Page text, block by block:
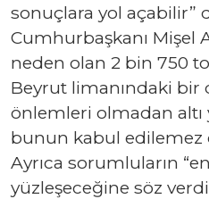
sonuçlara yol açabilir”
Cumhurbaşkanı Mişel
neden olan 2 bin 750
Beyrut limanındaki bir
önlemleri olmadan altı
bunun kabul edilemez
Ayrıca sorumluların
yüzleşeceğine söz